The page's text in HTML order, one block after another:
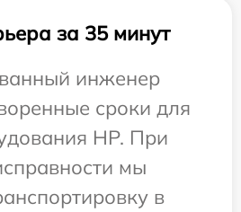
за 35 минут
инженер
сроки для
HP. При
мы
в